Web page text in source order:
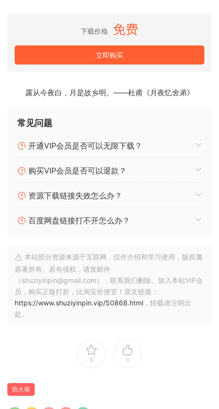
3.点击软件名称右边的X按钮即可完成对软件的联网屏蔽，如
用程序想要连接到互联网时都会通知您。它已经成为 Mac 上排
名第一的网络监视器和个人应用程序防火墙。Little Snitch 网络
下载价格 免费
立即购买
露从今夜白，月是故乡明。——杜甫《月夜忆舍弟》
常见问题
开通VIP会员是否可以无限下载？
购买VIP会员是否可以退款？
资源下载链接失效怎么办？
百度网盘链接打不开怎么办？
本站部分资源来源于互联网，仅作介绍和学习使用，版权属
原著所有。若有侵权，请发邮件
（shuziyinpin@gmail.com），联系我们删除。加入本站VIP会
员，购买正版打折，比淘宝价便宜！原文链接：
https://www.shuziyinpin.vip/50868.html ，转载请注明出
处。
0 0
防火墙